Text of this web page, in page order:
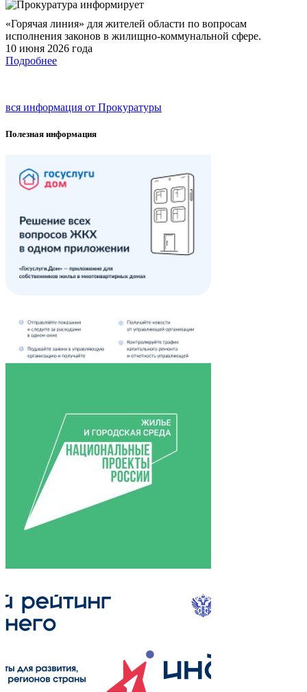
«Горячая линия» для жителей области по вопросам
исполнения законов в жилищно-коммунальной сфере.
10 июня 2026 года
Подробнее
вся информация от Прокуратуры
Полезная информация